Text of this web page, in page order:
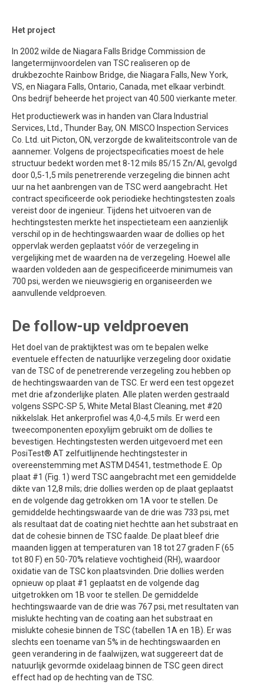
Het project
In 2002 wilde de Niagara Falls Bridge Commission de
langetermijnvoordelen van TSC realiseren op de
drukbezochte Rainbow Bridge, die Niagara Falls, New York,
VS, en Niagara Falls, Ontario, Canada, met elkaar verbindt.
Ons bedrijf beheerde het project van 40.500 vierkante meter.
Het productiewerk was in handen van Clara Industrial
Services, Ltd., Thunder Bay, ON. MISCO Inspection Services
Co. Ltd. uit Picton, ON, verzorgde de kwaliteitscontrole van de
aannemer. Volgens de projectspecificaties moest de hele
structuur bedekt worden met 8-12 mils 85/15 Zn/Al, gevolgd
door 0,5-1,5 mils penetrerende verzegeling die binnen acht
uur na het aanbrengen van de TSC werd aangebracht. Het
contract specificeerde ook periodieke hechtingstesten zoals
vereist door de ingenieur. Tijdens het uitvoeren van de
hechtingstesten merkte het inspectieteam een aanzienlijk
verschil op in de hechtingswaarden waar de dollies op het
oppervlak werden geplaatst vóór de verzegeling in
vergelijking met de waarden na de verzegeling. Hoewel alle
waarden voldeden aan de gespecificeerde minimumeis van
700 psi, werden we nieuwsgierig en organiseerden we
aanvullende veldproeven.
De follow-up veldproeven
Het doel van de praktijktest was om te bepalen welke
eventuele effecten de natuurlijke verzegeling door oxidatie
van de TSC of de penetrerende verzegeling zou hebben op
de hechtingswaarden van de TSC. Er werd een test opgezet
met drie afzonderlijke platen. Alle platen werden gestraald
volgens SSPC-SP 5, White Metal Blast Cleaning, met #20
nikkelslak. Het ankerprofiel was 4,0-4,5 mils. Er werd een
tweecomponenten epoxylijm gebruikt om de dollies te
bevestigen. Hechtingstesten werden uitgevoerd met een
PosiTest® AT zelfuitlijnende hechtingstester in
overeenstemming met ASTM D4541, testmethode E. Op
plaat #1 (Fig. 1) werd TSC aangebracht met een gemiddelde
dikte van 12,8 mils; drie dollies werden op de plaat geplaatst
en de volgende dag getrokken om 1A voor te stellen. De
gemiddelde hechtingswaarde van de drie was 733 psi, met
als resultaat dat de coating niet hechtte aan het substraat en
dat de cohesie binnen de TSC faalde. De plaat bleef drie
maanden liggen at temperaturen van 18 tot 27 graden F (65
tot 80 F) en 50-70% relatieve vochtigheid (RH), waardoor
oxidatie van de TSC kon plaatsvinden. Drie dollies werden
opnieuw op plaat #1 geplaatst en de volgende dag
uitgetrokken om 1B voor te stellen. De gemiddelde
hechtingswaarde van de drie was 767 psi, met resultaten van
mislukte hechting van de coating aan het substraat en
mislukte cohesie binnen de TSC (tabellen 1A en 1B). Er was
slechts een toename van 5% in de hechtingswaarden en
geen verandering in de faalwijzen, wat suggereert dat de
natuurlijk gevormde oxidelaag binnen de TSC geen direct
effect had op de hechting van de TSC.